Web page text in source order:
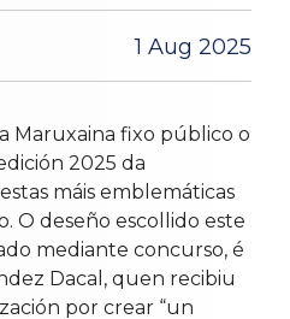
1 Aug 2025
Maruxaina fixo público o
2025 da
máis emblemáticas
O deseño escollido este
mediante concurso, é
Dacal, quen recibiu
por crear “un